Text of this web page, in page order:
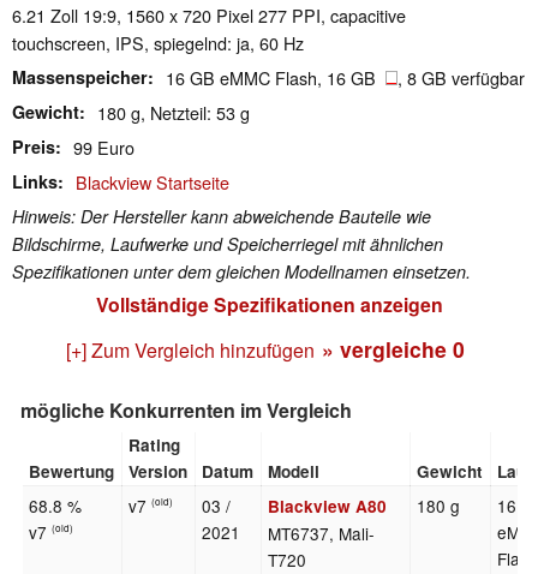
6.21 Zoll 19:9, 1560 x 720 Pixel 277 PPI, capacitive
touchscreen, IPS, spiegelnd: ja, 60 Hz
Massenspeicher 16 GB eMMC Flash, 16 GB , 8 GB verfügbar
Gewicht 180 g, Netzteil: 53 g
Preis 99 Euro
Links Blackview Startseite
Hinweis: Der Hersteller kann abweichende Bauteile wie
Bildschirme, Laufwerke und Speicherriegel mit ähnlichen
Spezifikationen unter dem gleichen Modellnamen einsetzen.
Vollständige Spezifikationen anzeigen
[+] Zum Vergleich hinzufügen » vergleiche 0
mögliche Konkurrenten im Vergleich
Bewertung
Rating
Version
Datum Modell Gewicht
68.8 %
v7(old)
v7(old)
03 /
2021
Blackview A80
MT6737, Mali-
T720
180 g
16
Flash